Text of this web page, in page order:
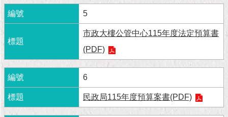
主
與
民
5
市政大樓公管中心115年度法定預算書
(PDF)
6
民政局115年度預算案書(PDF)